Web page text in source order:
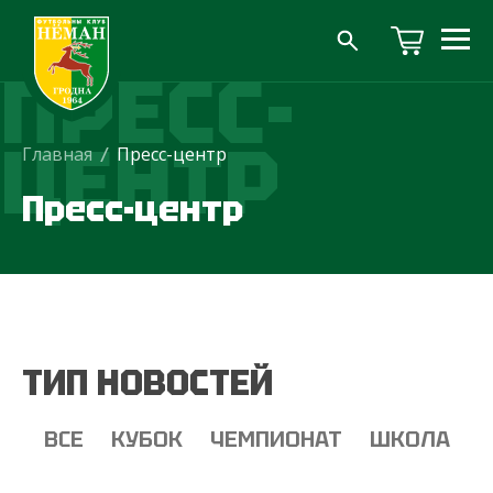
ПРЕСС-
ЦЕНТР
Главная / Пресс-центр
Пресс-центр
ТИП НОВОСТЕЙ
ВСЕ КУБОК ЧЕМПИОНАТ ШКОЛА